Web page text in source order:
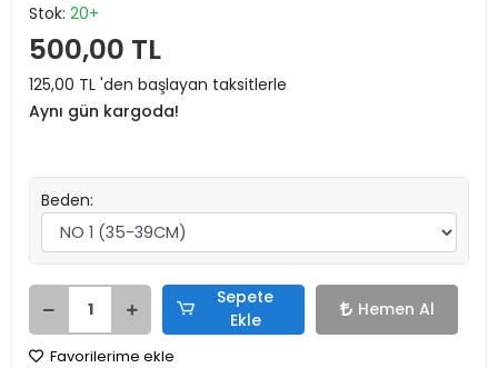
Stok: 20+
500,00 TL
125,00 TL 'den başlayan taksitlerle
Aynı gün kargoda!
Beden:
Sepete
Ekle
Hemen Al
Favorilerime ekle